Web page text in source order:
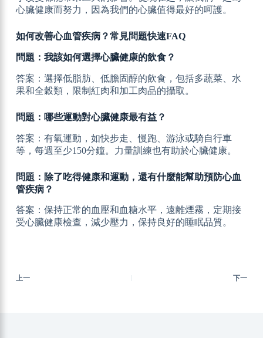
心臟健康而努力，因為我們的心臟值得最好的呵護。
如何改善心血管疾病？常見問題快速FAQ
問題：我該如何選擇心臟健康的飲食？
答案：選擇低脂肪、低膽固醇的飲食，包括多蔬菜、水
果和全穀類，限制紅肉和加工肉品的攝取。
問題：哪些運動對心臟健康最有益？
答案：有氧運動，如快步走、慢跑、游泳或騎自行車
等，每週至少150分鐘。力量訓練也有助於心臟健康。
問題：除了吃得健康和運動，還有什麼能幫助預防心血
管疾病？
答案：保持正常的血壓和血糖水平，遠離煙霧，定期接
受心臟健康檢查，減少壓力，保持良好的睡眠品質。
上一 下一